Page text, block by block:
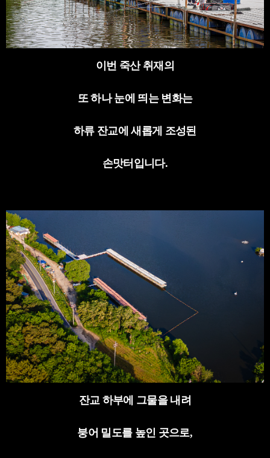
이번 죽산 취재의
또 하나 눈에 띄는 변화는
하류 잔교에 새롭게 조성된
손맛터입니다.
잔교 하부에 그물을 내려
붕어 밀도를 높인 곳으로,